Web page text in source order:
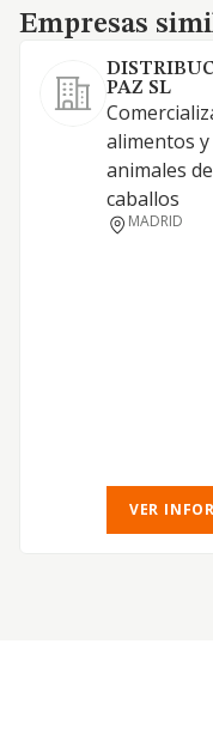
Empresas similares
Empresas
PAZ SL
alimentos
animales
caballos
MADRID
VER